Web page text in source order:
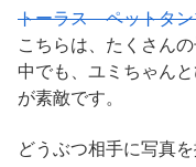
トーラス ペットタン
こちらは、たくさんの
中でも、ユミちゃん
が素敵です。
どうぶつ相手に写真